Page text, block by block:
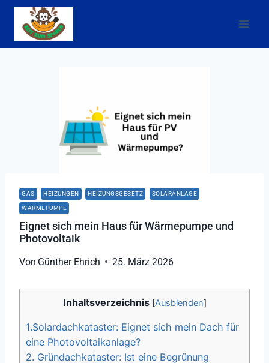
Zum
Inhalt
springen
GAS HEIZUNGEN HEIZUNGSGESETZ SOLARANLAGE
WÄRMEPUMPE
Eignet sich mein Haus für Wärmepumpe und
Photovoltaik
Von Günther Ehrich 25. März 2026
Inhaltsverzeichnis [Ausblenden]
1.Solardachkataster: Eignet sich mein Dach für
eine Photovoltaikanlage?
2. Gründachkataster: Ist eine Begrünung